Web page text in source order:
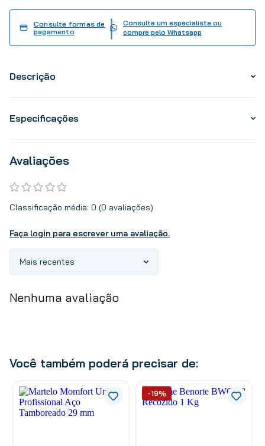
Consulte formas de
pagamento
Consulte um especialista ou
compre pelo Whatsapp
Descrição
Especificações
Avaliações
Classificação média: 0 (0 avaliações)
Faça login para escrever uma avaliação.
Mais recentes
Nenhuma avaliação
Você também poderá precisar de:
-19%